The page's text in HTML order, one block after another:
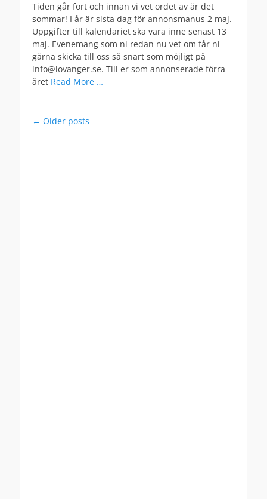
Tiden går fort och innan vi vet ordet av är det
sommar! I år är sista dag för annonsmanus 2 maj.
Uppgifter till kalendariet ska vara inne senast 13
maj. Evenemang som ni redan nu vet om får ni
gärna skicka till oss så snart som möjligt på
info@lovanger.se. Till er som annonserade förra
året Read More …
Post
← Older posts